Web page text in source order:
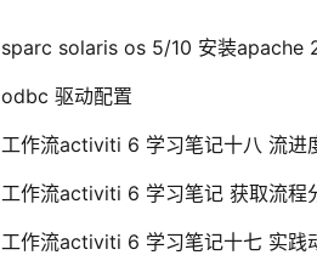
sparc solaris os 5/10 安装apache
odbc 驱动配置
工作流activiti 6 学习笔记十八 流进
工作流activiti 6 学习笔记 获取流程
工作流activiti 6 学习笔记十七 实践